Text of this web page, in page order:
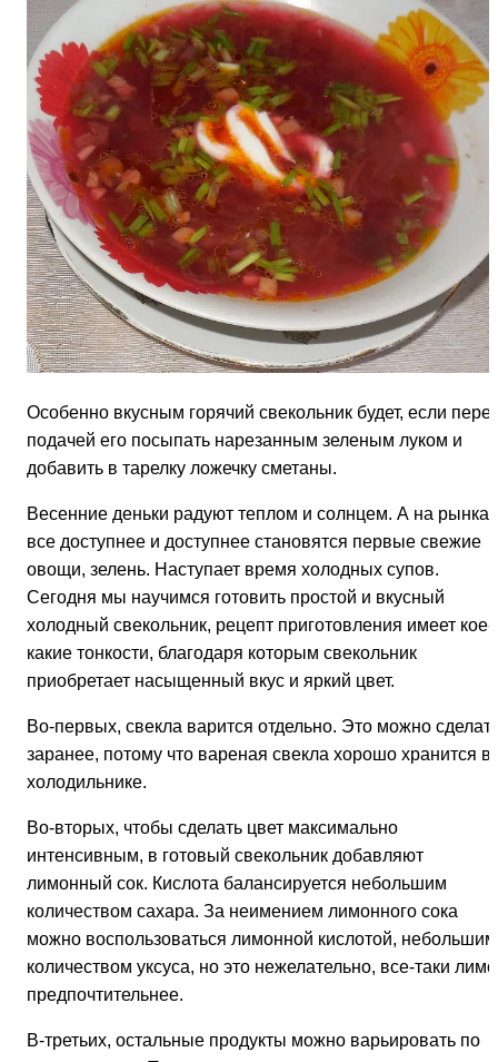
Особенно вкусным горячий свекольник будет, если
подачей его посыпать нарезанным зеленым луком и
добавить в тарелку ложечку сметаны.
Весенние деньки радуют теплом и солнцем. А на рынках
все доступнее и доступнее становятся первые свежие
овощи, зелень. Наступает время холодных супов.
Сегодня мы научимся готовить простой и вкусный
холодный свекольник, рецепт приготовления имеет кое-
какие тонкости, благодаря которым свекольник
приобретает насыщенный вкус и яркий цвет.
Во-первых, свекла варится отдельно. Это можно
заранее, потому что вареная свекла хорошо хранится в
холодильнике.
Во-вторых, чтобы сделать цвет максимально
интенсивным, в готовый свекольник добавляют
лимонный сок. Кислота балансируется небольшим
количеством сахара. За неимением лимонного сока
можно воспользоваться лимонной кислотой, небольшим
количеством уксуса, но это нежелательно, все-таки
предпочтительнее.
В-третьих, остальные продукты можно варьировать по